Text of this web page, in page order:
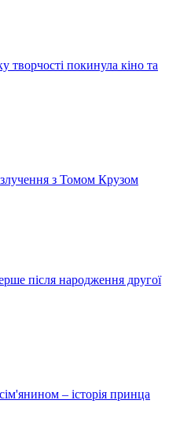
творчості покинула кіно та
з Томом Крузом
після народження другої
– історія принца